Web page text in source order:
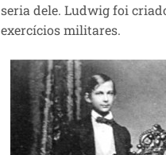
seria dele. Ludwig foi
exercícios militares.